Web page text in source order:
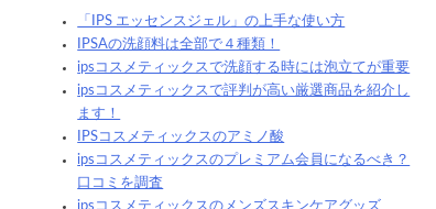
「IPS エッセンスジェル」の上手な使い方
IPSAの洗顔料は全部で４種類！
ipsコスメティックスで洗顔する時には泡立てが重要
ipsコスメティックスで評判が高い厳選商品を紹介し
ます！
IPSコスメティックスのアミノ酸
ipsコスメティックスのプレミアム会員になるべき？
口コミを調査